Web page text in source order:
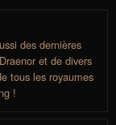
des dernières
et de divers
tous les royaumes
!